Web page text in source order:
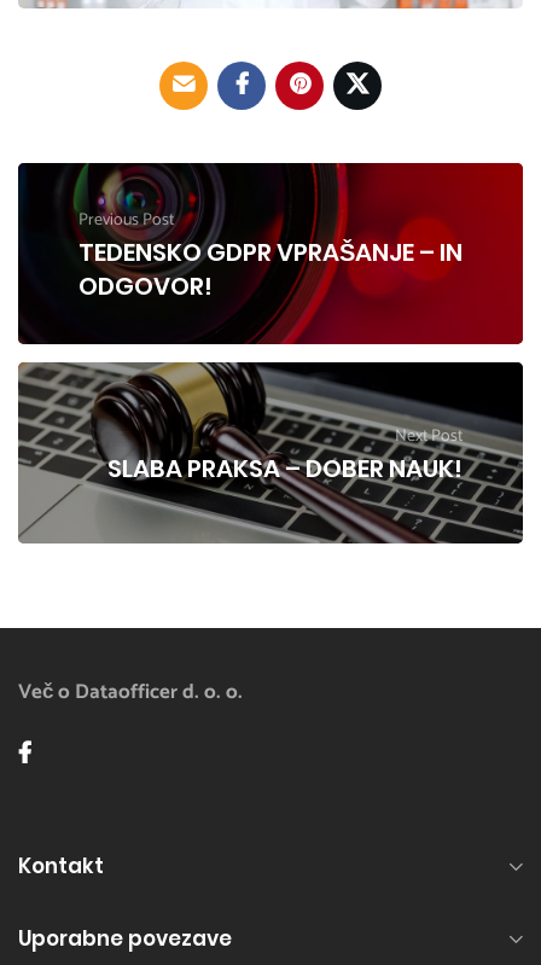
Previous Post
TEDENSKO GDPR VPRAŠANJE – IN
ODGOVOR!
Next Post
SLABA PRAKSA – DOBER NAUK!
Več o Dataofficer d. o. o.
Kontakt
Uporabne povezave